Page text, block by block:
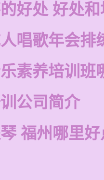
好处 好处
唱歌年会排
素养培训班
公司简介
福州哪里好